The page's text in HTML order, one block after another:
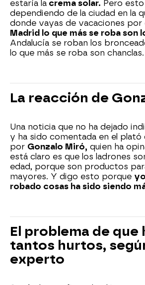
estaría la crema solar. Pero
dependiendo de la ciudad en la
donde vayas de vacaciones por
Madrid lo que más se roba son
Andalucía se roban los
lo que más se roba son chanclas.
La reacción de
Una noticia que no ha dejado
y ha sido comentada en el plató
por Gonzalo Miró, quien ha
está claro es que los ladrones
edad, porque son productos
mayores. Y digo esto porque
robado cosas ha sido siendo
El problema de que
tantos hurtos,
experto